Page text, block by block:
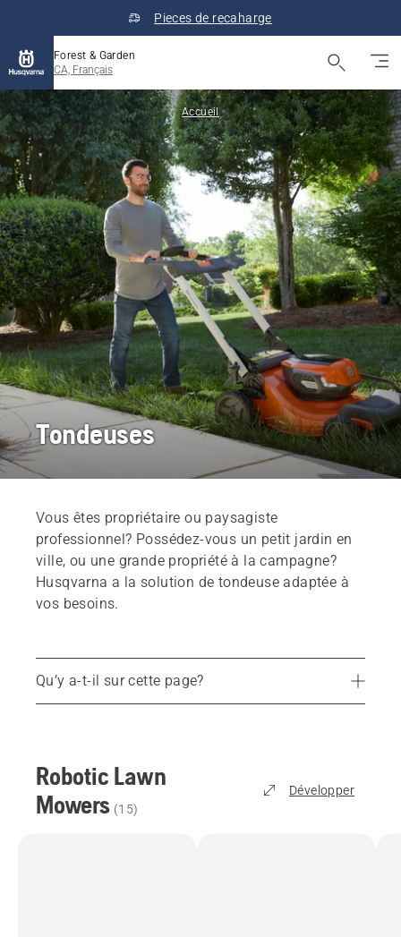
Pieces de recaharge
Forest & Garden
CA, Français
Accueil
Tondeuses
Vous êtes propriétaire ou paysagiste
professionnel? Possédez-vous un petit jardin en
ville, ou une grande propriété à la campagne?
Husqvarna a la solution de tondeuse adaptée à
vos besoins.
Qu’y a-t-il sur cette page?
Robots-tondeuses
Tracteurs à gazon
Robotic Lawn
Mowers (15)
Développer